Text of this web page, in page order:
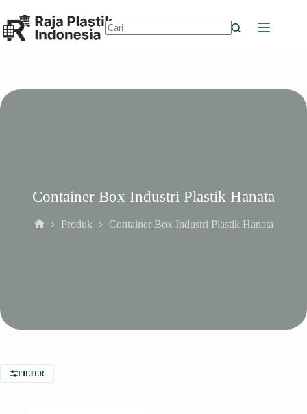
to
content
Container Box Industri Plastik Hanata
Produk Container Box Industri Plastik Hanata
FILTER